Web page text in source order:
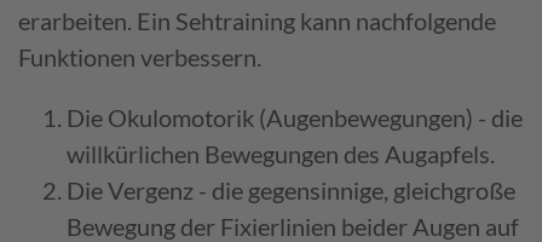
erarbeiten. Ein Sehtraining kann nachfolgende
Funktionen verbessern.
Die Okulomotorik (Augenbewegungen) - die
willkürlichen Bewegungen des Augapfels.
Die Vergenz - die gegensinnige, gleichgroße
Bewegung der Fixierlinien beider Augen auf